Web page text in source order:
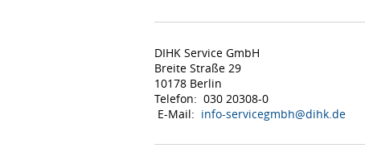
DIHK Service GmbH
Breite Straße 29
10178 Berlin
Telefon: 030 20308-0
E-Mail: info-servicegmbh@dihk.de